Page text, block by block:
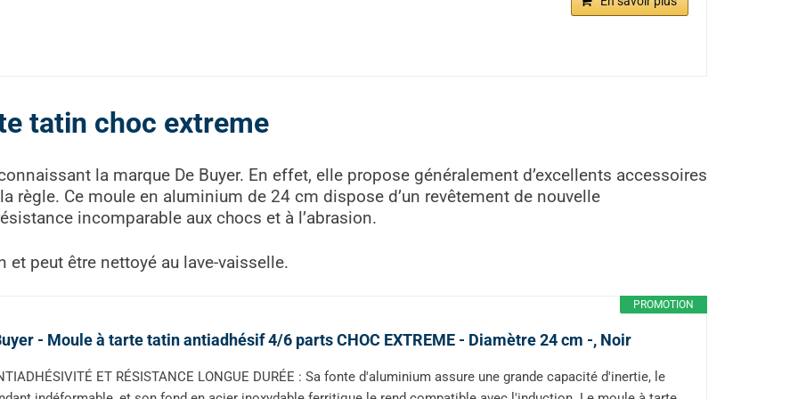
tatin choc extreme
la marque De Buyer. En effet, elle propose généralement d’excellents accessoires
règle. Ce moule en aluminium de 24 cm dispose d’un revêtement de nouvelle
incomparable aux chocs et à l’abrasion.
peut être nettoyé au lave-vaisselle.
PROMOTION
- Moule à tarte tatin antiadhésif 4/6 parts CHOC EXTREME - Diamètre 24 cm -, Noir
ET RÉSISTANCE LONGUE DURÉE : Sa fonte d'aluminium assure une grande capacité d'inertie, le